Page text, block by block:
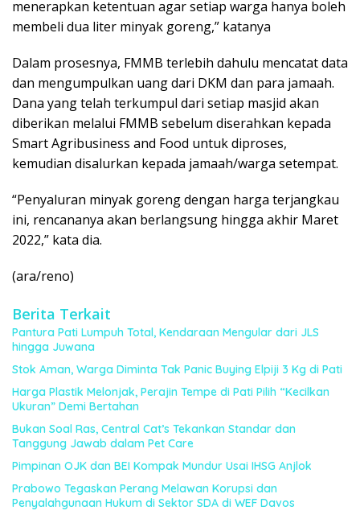
menerapkan ketentuan agar setiap warga hanya boleh
membeli dua liter minyak goreng,” katanya
Dalam prosesnya, FMMB terlebih dahulu mencatat data
dan mengumpulkan uang dari DKM dan para jamaah.
Dana yang telah terkumpul dari setiap masjid akan
diberikan melalui FMMB sebelum diserahkan kepada
Smart Agribusiness and Food untuk diproses,
kemudian disalurkan kepada jamaah/warga setempat.
“Penyaluran minyak goreng dengan harga terjangkau
ini, rencananya akan berlangsung hingga akhir Maret
2022,” kata dia.
(ara/reno)
Berita Terkait
Pantura Pati Lumpuh Total, Kendaraan Mengular dari JLS
hingga Juwana
Stok Aman, Warga Diminta Tak Panic Buying Elpiji 3 Kg di Pati
Harga Plastik Melonjak, Perajin Tempe di Pati Pilih “Kecilkan
Ukuran” Demi Bertahan
Bukan Soal Ras, Central Cat’s Tekankan Standar dan
Tanggung Jawab dalam Pet Care
Pimpinan OJK dan BEI Kompak Mundur Usai IHSG Anjlok
Prabowo Tegaskan Perang Melawan Korupsi dan
Penyalahgunaan Hukum di Sektor SDA di WEF Davos